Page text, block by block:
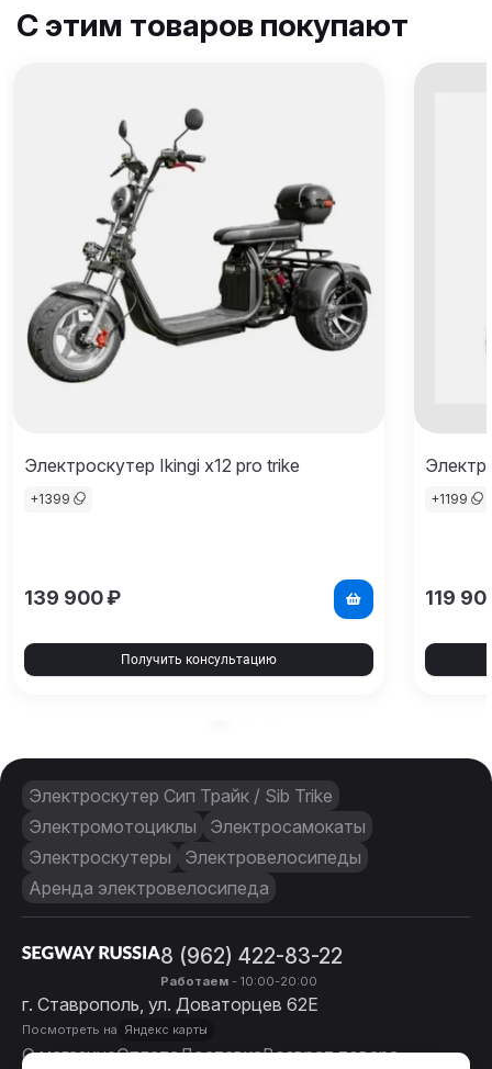
С этим товаров покупают
Электроскутер Ikingi x12 pro trike
+1399
139 900₽
Получить консультацию
+1199
119
Электроскутер Сип Трайк / Sib Trike
Электромотоциклы
Электросамокаты
Электроскутеры
Электровелосипеды
Аренда электровелосипеда
8 (962) 422-83-22
Работаем - 10:00-20:00
г. Ставрополь, ул. Доваторцев 62Е
Посмотреть на Яндекс карты
О магазинеОплатаДоставкаВозврат товара